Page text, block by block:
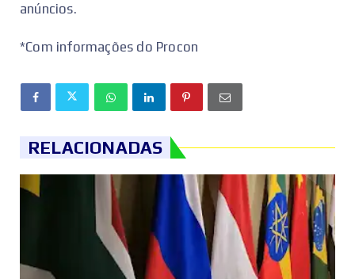
anúncios.
*Com informações do Procon
RELACIONADAS